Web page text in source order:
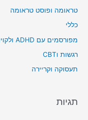
טראומה ופוסט טראומה
כללי
מפורסמים עם ADHD ולקויות למידה
רגשות וCBT
תעסוקה וקריירה
תגיות